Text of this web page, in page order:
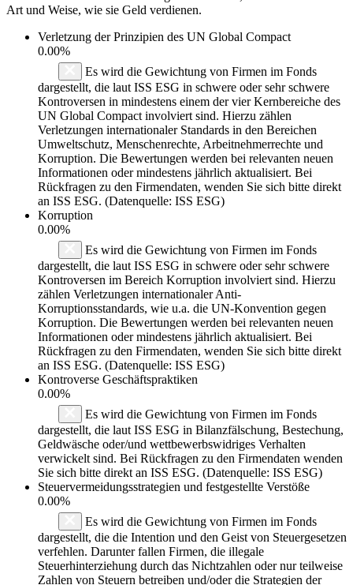
Art und Weise, wie sie Geld verdienen.
Verletzung der Prinzipien des UN Global Compact
0.00%
Es wird die Gewichtung von Firmen im Fonds
dargestellt, die laut ISS ESG in schwere oder sehr schwere
Kontroversen in mindestens einem der vier Kernbereiche des
UN Global Compact involviert sind. Hierzu zählen
Verletzungen internationaler Standards in den Bereichen
Umweltschutz, Menschenrechte, Arbeitnehmerrechte und
Korruption. Die Bewertungen werden bei relevanten neuen
Informationen oder mindestens jährlich aktualisiert. Bei
Rückfragen zu den Firmendaten, wenden Sie sich bitte direkt
an ISS ESG. (Datenquelle: ISS ESG)
Korruption
0.00%
Es wird die Gewichtung von Firmen im Fonds
dargestellt, die laut ISS ESG in schwere oder sehr schwere
Kontroversen im Bereich Korruption involviert sind. Hierzu
zählen Verletzungen internationaler Anti-
Korruptionsstandards, wie u.a. die UN-Konvention gegen
Korruption. Die Bewertungen werden bei relevanten neuen
Informationen oder mindestens jährlich aktualisiert. Bei
Rückfragen zu den Firmendaten, wenden Sie sich bitte direkt
an ISS ESG. (Datenquelle: ISS ESG)
Kontroverse Geschäftspraktiken
0.00%
Es wird die Gewichtung von Firmen im Fonds
dargestellt, die laut ISS ESG in Bilanzfälschung, Bestechung,
Geldwäsche oder/und wettbewerbswidriges Verhalten
verwickelt sind. Bei Rückfragen zu den Firmendaten wenden
Sie sich bitte direkt an ISS ESG. (Datenquelle: ISS ESG)
Steuervermeidungsstrategien und festgestellte Verstöße
0.00%
Es wird die Gewichtung von Firmen im Fonds
dargestellt, die die Intention und den Geist von Steuergesetzen
verfehlen. Darunter fallen Firmen, die illegale
Steuerhinterziehung durch das Nichtzahlen oder nur teilweise
Zahlen von Steuern betreiben und/oder die Strategien der